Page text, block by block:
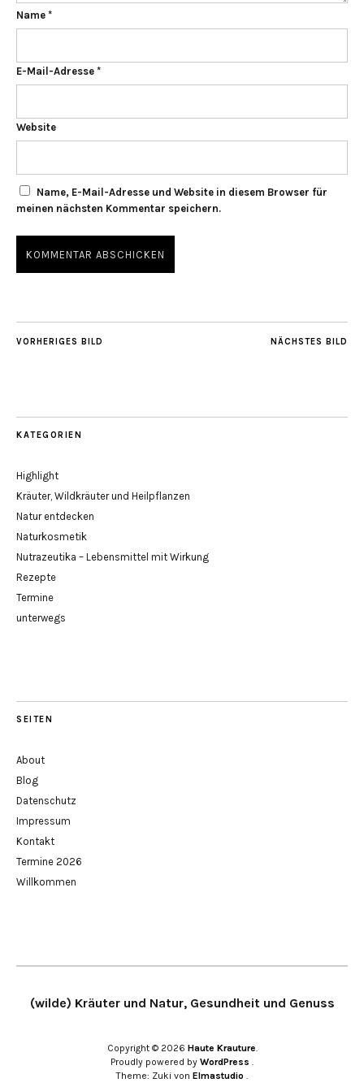
Name *
E-Mail-Adresse *
Website
Name, E-Mail-Adresse und Website in diesem Browser für
meinen nächsten Kommentar speichern.
NÄCHSTES BILD
VORHERIGES BILD
KATEGORIEN
Highlight
Kräuter, Wildkräuter und Heilpflanzen
Natur entdecken
Naturkosmetik
Nutrazeutika – Lebensmittel mit Wirkung
Rezepte
Termine
unterwegs
SEITEN
About
Blog
Datenschutz
Impressum
Kontakt
Termine 2026
Willkommen
(wilde) Kräuter und Natur, Gesundheit und Genuss
Copyright © 2026 Haute Krauture
Proudly powered by WordPress
Theme: Zuki von Elmastudio